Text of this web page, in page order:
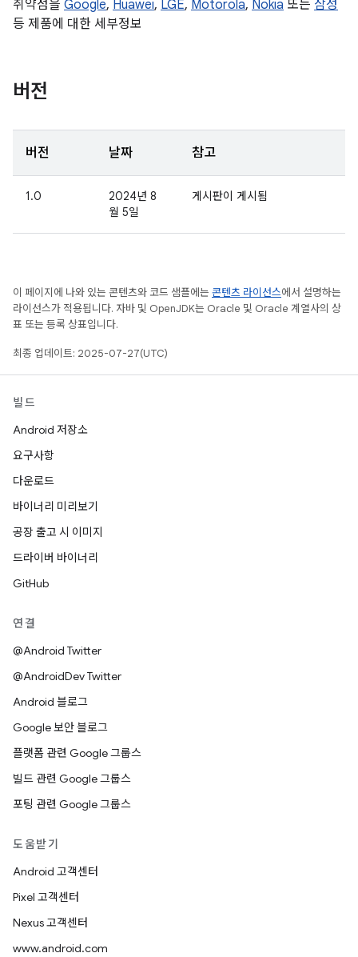
취약점을 Google, Huawei, LGE, Motorola, Nokia 또는 삼성
등 제품에 대한 세부정보
버전
버전 날짜 참고
1.0
2024년 8
월 5일
게시판이 게시됨
이 페이지에 나와 있는 콘텐츠와 코드 샘플에는 콘텐츠 라이선스에서 설명하는
라이선스가 적용됩니다. 자바 및 OpenJDK는 Oracle 및 Oracle 계열사의 상
표 또는 등록 상표입니다.
최종 업데이트: 2025-07-27(UTC)
빌드
Android 저장소
요구사항
다운로드
바이너리 미리보기
공장 출고 시 이미지
드라이버 바이너리
GitHub
연결
@Android Twitter
@AndroidDev Twitter
Android 블로그
Google 보안 블로그
플랫폼 관련 Google 그룹스
빌드 관련 Google 그룹스
포팅 관련 Google 그룹스
도움받기
Android 고객센터
Pixel 고객센터
Nexus 고객센터
www.android.com